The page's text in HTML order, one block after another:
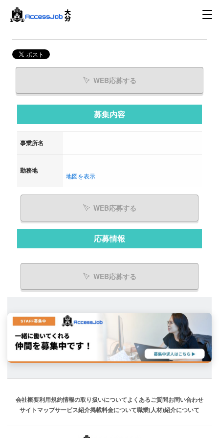
WEB応募する
募集内容
事業所名
勤務地
地図を表示
WEB応募する
応募情報
WEB応募する
会社概要利用規約情報の取り扱いについてよくあるご質問お問い合わせ
サイトマップサービス紹介掲載料金について職業(人材)紹介について